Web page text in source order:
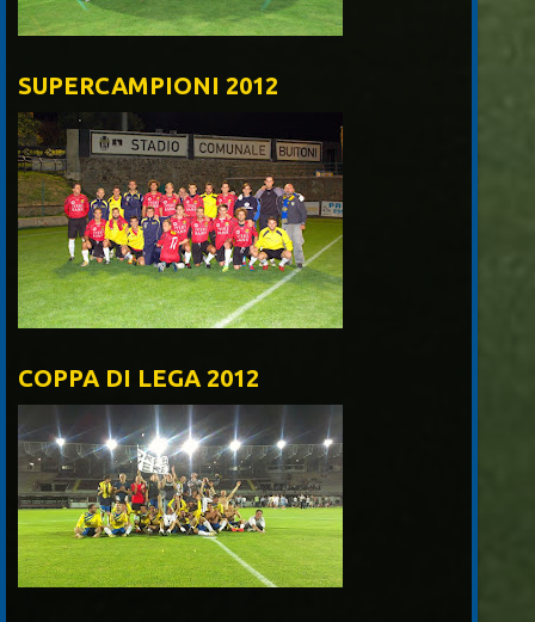
SUPERCAMPIONI 2012
COPPA DI LEGA 2012